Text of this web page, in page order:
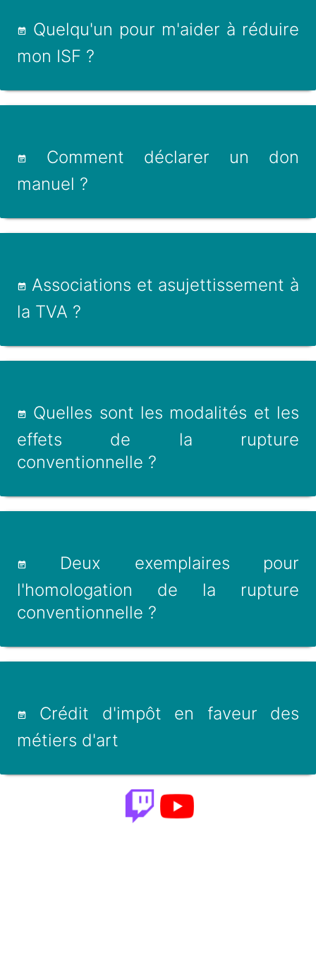
Quelqu'un pour m'aider à réduire
mon ISF ?
Comment déclarer un don
manuel ?
Associations et asujettissement à
la TVA ?
Quelles sont les modalités et les
effets de la rupture
conventionnelle ?
Deux exemplaires pour
l'homologation de la rupture
conventionnelle ?
Crédit d'impôt en faveur des
métiers d'art